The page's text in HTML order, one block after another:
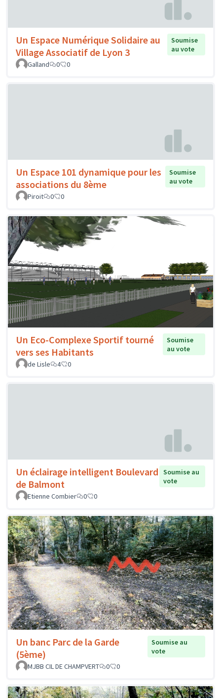
Un Espace Numérique Solidaire au
Village Associatif de Lyon 3
Soumise
au vote
Galland
0 0
Un Espace 101 dynamique pour les
associations du 8ème
Soumise
au vote
Piroit
0 0
Un Eco-Complexe Sportif tourné
vers ses Habitants
Soumise
au vote
de Lisle
4 0
Un éclairage intelligent Boulevard
de Balmont
Soumise au
vote
Etienne Combier
0 0
Un banc Parc de la Garde
(5ème)
Soumise au
vote
MJBB CIL DE CHAMPVERT
0 0